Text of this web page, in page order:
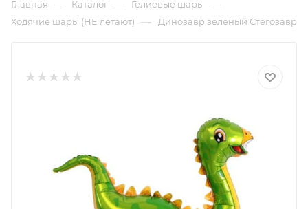
Главная — Каталог — Гелиевые шары —
Ходячие шары (НЕ летают) — Динозавр зелёный Стегозавр